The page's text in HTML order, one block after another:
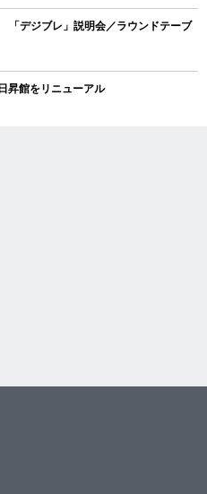
デジブレ」説明会／ラウンドテーブ
昇館をリニューアル